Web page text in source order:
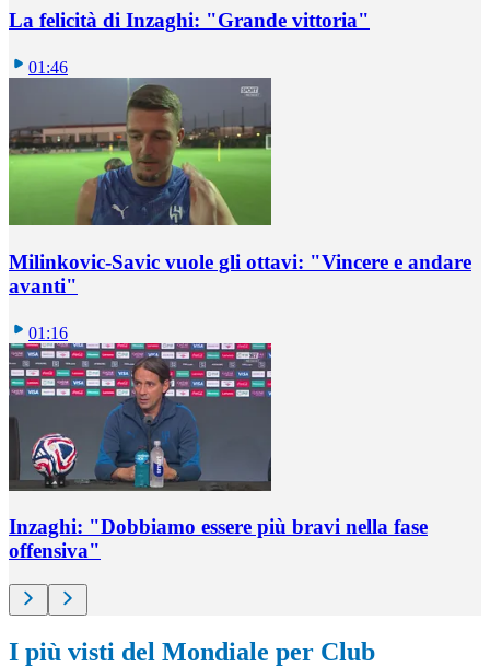
La felicità di Inzaghi: "Grande vittoria"
01:46
Milinkovic-Savic vuole gli ottavi: "Vincere e andare
avanti"
01:16
Inzaghi: "Dobbiamo essere più bravi nella fase
offensiva"
I più visti del Mondiale per Club